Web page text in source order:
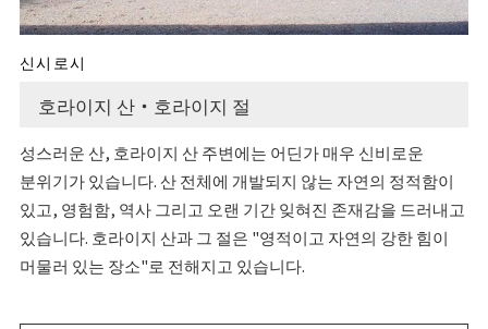
신시로시
호라이지 산・호라이지 절
성스러운 산, 호라이지 산 주변에는 어딘가 매우 신비로운
분위기가 있습니다. 산 전체에 개발되지 않는 자연의 정적함이
있고, 영험함, 역사 그리고 오랜 기간 잊혀진 존재감을 드러내고
있습니다. 호라이지 산과 그 절은 "영적이고 자연의 강한 힘이
머물러 있는 장소"로 전해지고 있습니다.